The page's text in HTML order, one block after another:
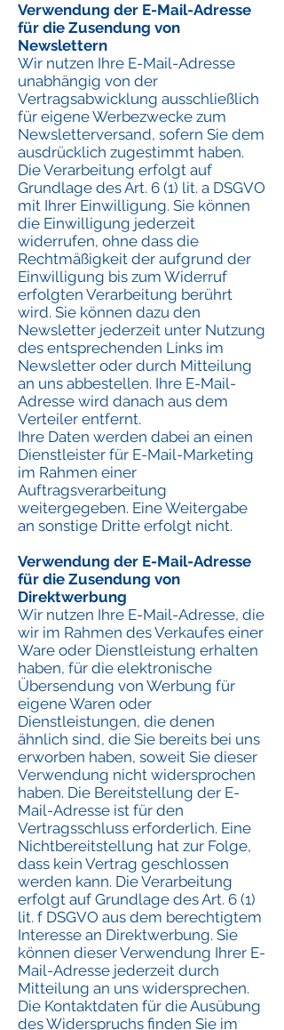
Verwendung der E-Mail-Adresse
für die Zusendung von
Newslettern
Wir nutzen Ihre E-Mail-Adresse
unabhängig von der
Vertragsabwicklung ausschließlich
für eigene Werbezwecke zum
Newsletterversand, sofern Sie dem
ausdrücklich zugestimmt haben.
Die Verarbeitung erfolgt auf
Grundlage des Art. 6 (1) lit. a DSGVO
mit Ihrer Einwilligung. Sie können
die Einwilligung jederzeit
widerrufen, ohne dass die
Rechtmäßigkeit der aufgrund der
Einwilligung bis zum Widerruf
erfolgten Verarbeitung berührt
wird. Sie können dazu den
Newsletter jederzeit unter Nutzung
des entsprechenden Links im
Newsletter oder durch Mitteilung
an uns abbestellen. Ihre E-Mail-
Adresse wird danach aus dem
Verteiler entfernt.
Ihre Daten werden dabei an einen
Dienstleister für E-Mail-Marketing
im Rahmen einer
Auftragsverarbeitung
weitergegeben. Eine Weitergabe
an sonstige Dritte erfolgt nicht.
Verwendung der E-Mail-Adresse
für die Zusendung von
Direktwerbung
Wir nutzen Ihre E-Mail-Adresse, die
wir im Rahmen des Verkaufes einer
Ware oder Dienstleistung erhalten
haben, für die elektronische
Übersendung von Werbung für
eigene Waren oder
Dienstleistungen, die denen
ähnlich sind, die Sie bereits bei uns
erworben haben, soweit Sie dieser
Verwendung nicht widersprochen
haben. Die Bereitstellung der E-
Mail-Adresse ist für den
Vertragsschluss erforderlich. Eine
Nichtbereitstellung hat zur Folge,
dass kein Vertrag geschlossen
werden kann. Die Verarbeitung
erfolgt auf Grundlage des Art. 6 (1)
lit. f DSGVO aus dem berechtigtem
Interesse an Direktwerbung. Sie
können dieser Verwendung Ihrer E-
Mail-Adresse jederzeit durch
Mitteilung an uns widersprechen.
Die Kontaktdaten für die Ausübung
des Widerspruchs finden Sie im